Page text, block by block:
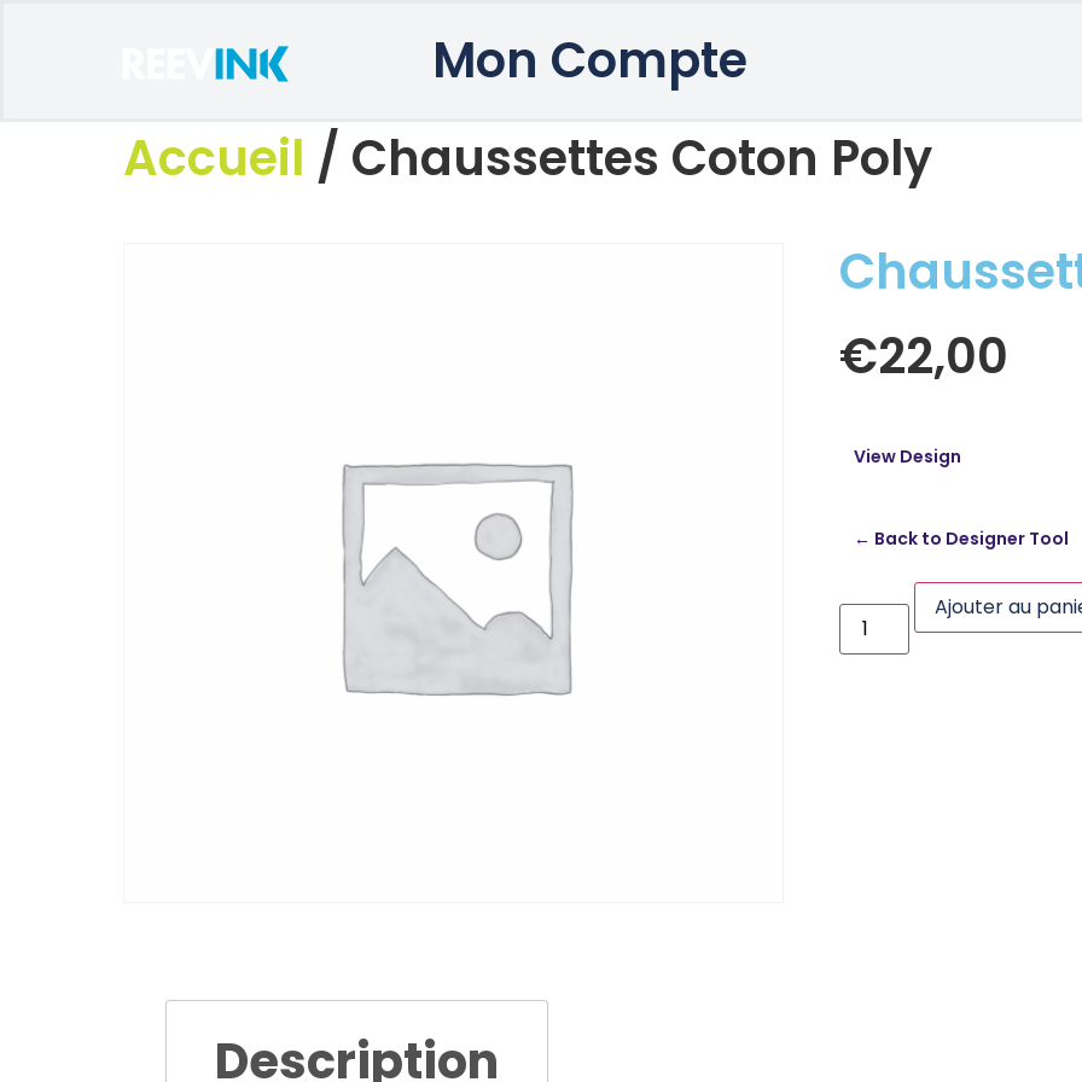
Mon Compte
Accueil / Chaussettes Coton Poly
€22,00
View Design
← Back to Designer Tool
Ajouter au
Description